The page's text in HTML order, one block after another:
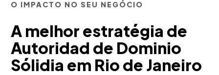
O IMPACTO NO SEU NEGÓCIO
A melhor estratégia de
Autoridad de Dominio
Sólidia em Rio de Janeiro